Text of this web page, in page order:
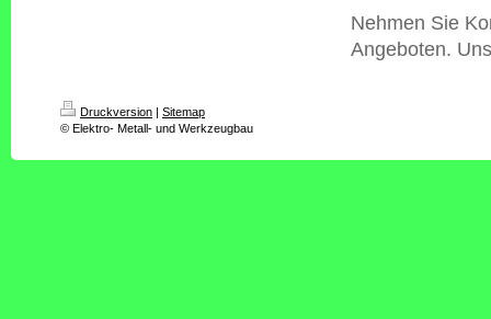
Nehmen Sie
Angeboten.
Druckversion | Sitemap
© Elektro- Metall- und Werkzeugbau